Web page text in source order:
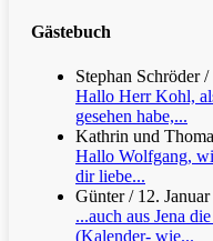
Gästebuch
Stephan Schröder/
Hallo Herr Kohl,
gesehen habe,...
Kathrin und
Hallo Wolfgang,
dir liebe...
Günter/ 12.
...auch aus Jena
(Kalender- wie...